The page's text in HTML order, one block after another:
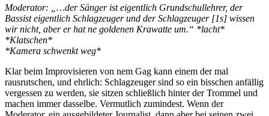
Moderator: „…der Sänger ist eigentlich Grundschullehrer, der
Bassist eigentlich Schlagzeuger und der Schlagzeuger [1s] wissen
wir nicht, aber er hat ne goldenen Krawatte um.“ *lacht*
*Klatschen*
*Kamera schwenkt weg*
Klar beim Improvisieren von nem Gag kann einem der mal
rausrutschen, und ehrlich: Schlagzeuger sind so ein bisschen anfällig
vergessen zu werden, sie sitzen schließlich hinter der Trommel und
machen immer dasselbe. Vermutlich zumindest. Wenn der